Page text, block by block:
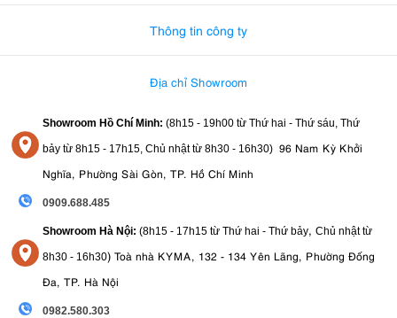
Thông tin công ty
Địa chỉ Showroom
Showroom Hồ Chí Minh: (8h15 - 19h00 từ Thứ hai - Thứ sáu, Thứ
bảy từ 8h15 - 17h15, Chủ nhật từ 8h30 - 16h30) 96 Nam Kỳ Khởi
Nghĩa, Phường Sài Gòn, TP. Hồ Chí Minh
0909.688.485
Showroom Hà Nội: (8h15 - 17h15 từ Thứ hai - Thứ bảy, Chủ nhật từ
8h30 - 16h30) Toà nhà KYMA, 132 - 134 Yên Lãng, Phường Đống
Đa, TP. Hà Nội
0982.580.303